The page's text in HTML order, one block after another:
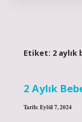
Etiket: 2 aylık
2 Aylık
Tarih: Eylül 7, 2024